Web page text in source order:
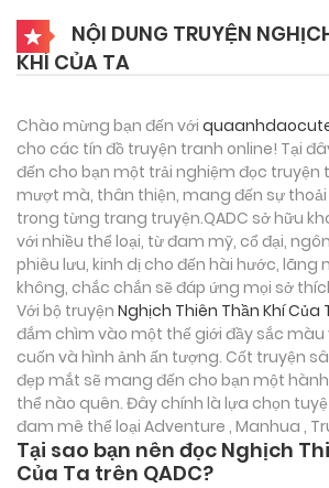
NỘI DUNG TRUYỆN
KHÍ CỦA TA
Chào mừng bạn đến với
cho các tín đồ truyện tranh online! Tại
đến cho bạn một trải nghiệm đọc truyện
mượt mà, thân thiện, mang đến sự
trong từng trang truyện.QADC sở hữu
với nhiều thể loại, từ đam mỹ, cổ đại,
phiêu lưu, kinh dị cho đến hài hước, lãng
không, chắc chắn sẽ đáp ứng mọi sở
Với bộ truyện Nghịch Thiên Thần Khí Của
đắm chìm vào một thế giới đầy sắc màu
cuốn và hình ảnh ấn tượng. Cốt truyện
đẹp mắt sẽ mang đến cho bạn một
thể nào quên. Đây chính là lựa chọn
đam mê thể loại Adventure , Manhua ,
Tại sao bạn nên đọc Nghịch
Của Ta trên QADC?